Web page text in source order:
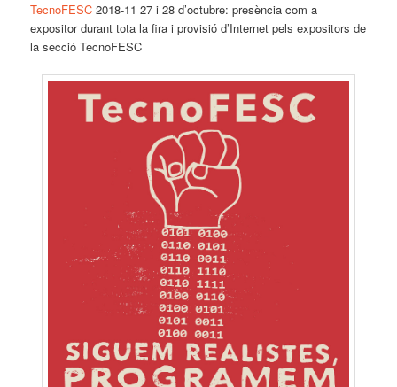
TecnoFESC 2018-11 27 i 28 d’octubre: presència com a
expositor durant tota la fira i provisió d’Internet pels expositors de
la secció TecnoFESC